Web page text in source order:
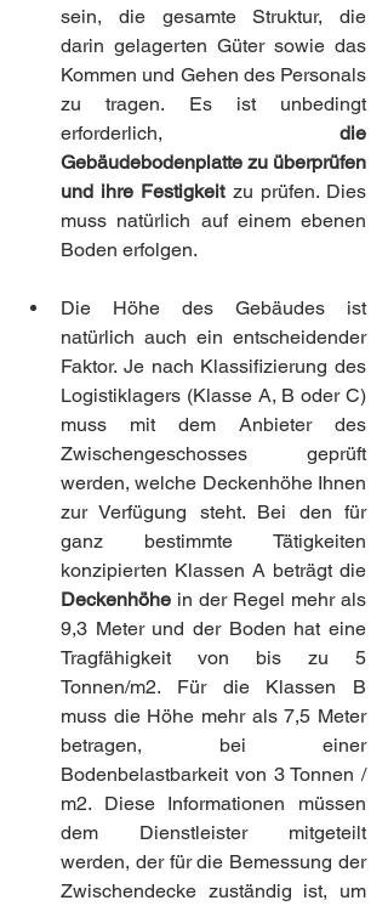
sein, die gesamte Struktur, die
darin gelagerten Güter sowie das
Kommen und Gehen des Personals
zu tragen. Es ist unbedingt
erforderlich, die
Gebäudebodenplatte zu überprüfen
und ihre Festigkeit zu prüfen. Dies
muss natürlich auf einem ebenen
Boden erfolgen.
Die Höhe des Gebäudes ist
natürlich auch ein entscheidender
Faktor. Je nach Klassifizierung des
Logistiklagers (Klasse A, B oder C)
muss mit dem Anbieter des
Zwischengeschosses geprüft
werden, welche Deckenhöhe Ihnen
zur Verfügung steht. Bei den für
ganz bestimmte Tätigkeiten
Deckenhöhe in der Regel mehr als
9,3 Meter und der Boden hat eine
Tragfähigkeit von bis zu 5
Tonnen/m2. Für die Klassen B
muss die Höhe mehr als 7,5 Meter
betragen, bei einer
Bodenbelastbarkeit von 3 Tonnen /
m2. Diese Informationen müssen
dem Dienstleister mitgeteilt
werden, der für die Bemessung der
Zwischendecke zuständig ist, um